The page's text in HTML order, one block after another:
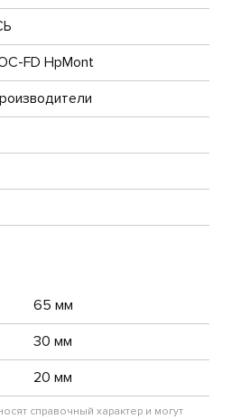
FD HpMont
65 мм
30 мм
20 мм
справочный характер и могут